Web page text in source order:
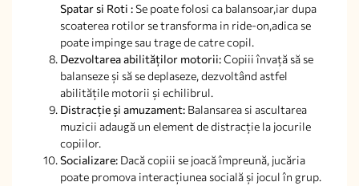
Spatar si Roti :Se poate folosi ca balansoar,iar dupa
scoaterea rotilor se transforma in ride-on,adica se
poate impinge sau trage de catre copil.
Dezvoltarea abilităților motorii:Copiii învață să se
balanseze și să se deplaseze, dezvoltând astfel
abilitățile motorii și echilibrul.
Distracție și amuzament: Balansarea si ascultarea
muzicii adaugă un element de distracție la jocurile
copiilor.
Socializare: Dacă copiii se joacă împreună, jucăria
poate promova interacțiunea socială și jocul în grup.